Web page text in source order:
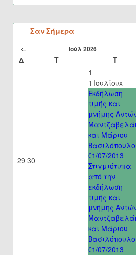
Σαν Σήμερα
⇐
Ιούλ 2026
Δ Τ Τ
29 30
1
1 Ιουλίουx
Εκδήλωση
τιμής και
μνήμης
και Μάριου
01/07/2013
Στιγμιότυπα
από την
εκδήλωση
τιμής και
μνήμης
και Μάριου
01/07/2013